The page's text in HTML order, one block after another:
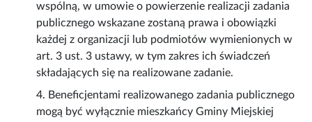
wspólną, w umowie o powierzenie realizacji zadania
publicznego wskazane zostaną prawa i obowiązki
każdej z organizacji lub podmiotów wymienionych w
art. 3 ust. 3 ustawy, w tym zakres ich świadczeń
składających się na realizowane zadanie.
4. Beneficjentami realizowanego zadania publicznego
mogą być wyłącznie mieszkańcy Gminy Miejskiej